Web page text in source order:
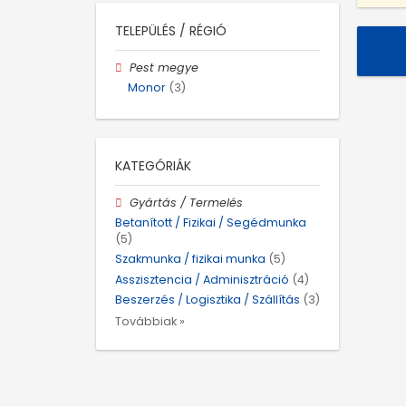
TELEPÜLÉS / RÉGIÓ
Pest megye
Monor (3)
KATEGÓRIÁK
Gyártás / Termelés
Betanított / Fizikai / Segédmunka
(5)
Szakmunka / fizikai munka (5)
Asszisztencia / Adminisztráció (4)
Beszerzés / Logisztika / Szállítás (3)
Továbbiak »